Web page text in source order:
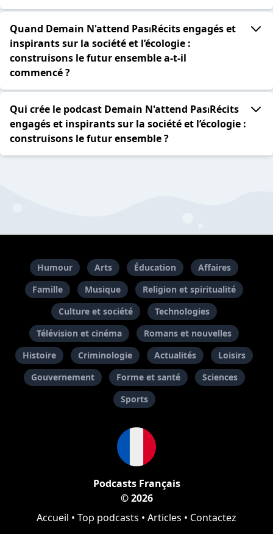
Quand Demain N'attend Pas⏐Récits engagés et
inspirants sur la société et l’écologie :
construisons le futur ensemble a-t-il
commencé ?
Qui crée le podcast Demain N'attend Pas⏐Récits
engagés et inspirants sur la société et l’écologie :
construisons le futur ensemble ?
Humour Arts Éducation
Affaires
Famille
Musique
Religion et spiritualité
Culture et société
Technologies
Télévision et cinéma
Romans et nouvelles
Histoire
Criminologie Actualités
Loisirs
Gouvernement
Forme et santé
Sciences
Sports
Podcasts Français
© 2026
Accueil • Top podcasts • Articles • Contactez